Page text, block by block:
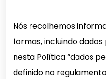
Nós recolhemos
formas, incluindo
nesta Política “dados
definido no